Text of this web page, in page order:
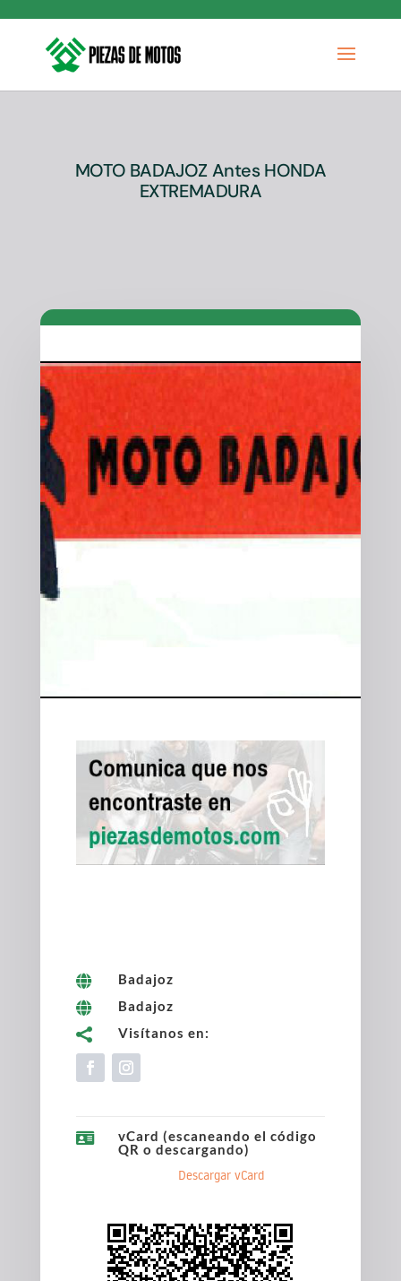
MOTO BADAJOZ Antes HONDA
EXTREMADURA

Badajoz

Badajoz

Visítanos en:

vCard (escaneando el código
QR o descargando)
Descargar vCard